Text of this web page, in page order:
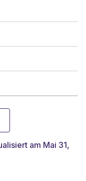
am Mai 31,